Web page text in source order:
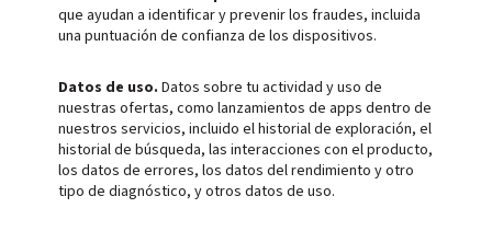
que ayudan a identificar y prevenir los fraudes, incluida
una puntuación de confianza de los dispositivos.
Datos de uso. Datos sobre tu actividad y uso de
nuestras ofertas, como lanzamientos de apps dentro de
nuestros servicios, incluido el historial de exploración, el
historial de búsqueda, las interacciones con el producto,
los datos de errores, los datos del rendimiento y otro
tipo de diagnóstico, y otros datos de uso.